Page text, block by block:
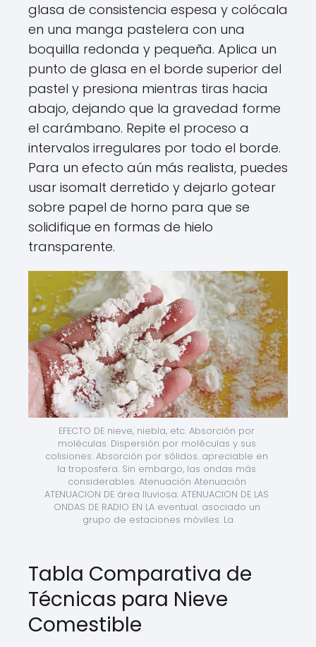
glasa de consistencia espesa y colócala
en una manga pastelera con una
boquilla redonda y pequeña. Aplica un
punto de glasa en el borde superior del
pastel y presiona mientras tiras hacia
abajo, dejando que la gravedad forme
el carámbano. Repite el proceso a
intervalos irregulares por todo el borde.
Para un efecto aún más realista, puedes
usar isomalt derretido y dejarlo gotear
sobre papel de horno para que se
solidifique en formas de hielo
transparente.
EFECTO DE nieve, niebla, etc. Absorción por
moléculas. Dispersión por moléculas y sus
colisiones. Absorción por sólidos. apreciable en
la troposfera. Sin embargo, las ondas más
considerables. Atenuación Atenuación
ATENUACION DE área lluviosa. ATENUACION DE LAS
ONDAS DE RADIO EN LA eventual. asociado un
grupo de estaciones móviles. La
Tabla Comparativa de
Técnicas para Nieve
Comestible